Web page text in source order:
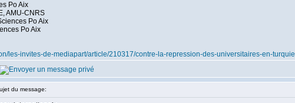
Po Aix
AMU-CNRS
Po Aix
Po Aix
les-invites-de-mediapart/article/210317/contre-la-repression-des-universitaires-en-turquie
du message: